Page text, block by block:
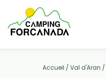
Accueil / Val d'Aran /